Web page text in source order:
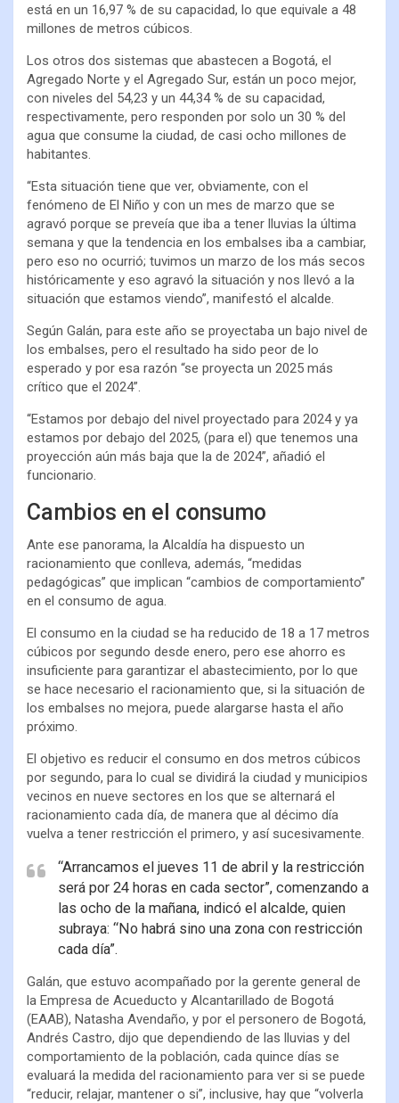
está en un 16,97 % de su capacidad, lo que equivale a 48
millones de metros cúbicos.
Los otros dos sistemas que abastecen a Bogotá, el
Agregado Norte y el Agregado Sur, están un poco mejor,
con niveles del 54,23 y un 44,34 % de su capacidad,
respectivamente, pero responden por solo un 30 % del
agua que consume la ciudad, de casi ocho millones de
habitantes.
“Esta situación tiene que ver, obviamente, con el
fenómeno de El Niño y con un mes de marzo que se
agravó porque se preveía que iba a tener lluvias la última
semana y que la tendencia en los embalses iba a cambiar,
pero eso no ocurrió; tuvimos un marzo de los más secos
históricamente y eso agravó la situación y nos llevó a la
situación que estamos viendo”, manifestó el alcalde.
Según Galán, para este año se proyectaba un bajo nivel de
los embalses, pero el resultado ha sido peor de lo
esperado y por esa razón “se proyecta un 2025 más
crítico que el 2024”.
“Estamos por debajo del nivel proyectado para 2024 y ya
estamos por debajo del 2025, (para el) que tenemos una
proyección aún más baja que la de 2024”, añadió el
funcionario.
Cambios en el consumo
Ante ese panorama, la Alcaldía ha dispuesto un
racionamiento que conlleva, además, “medidas
pedagógicas” que implican “cambios de comportamiento”
en el consumo de agua.
El consumo en la ciudad se ha reducido de 18 a 17 metros
cúbicos por segundo desde enero, pero ese ahorro es
insuficiente para garantizar el abastecimiento, por lo que
se hace necesario el racionamiento que, si la situación de
los embalses no mejora, puede alargarse hasta el año
próximo.
El objetivo es reducir el consumo en dos metros cúbicos
por segundo, para lo cual se dividirá la ciudad y municipios
vecinos en nueve sectores en los que se alternará el
racionamiento cada día, de manera que al décimo día
vuelva a tener restricción el primero, y así sucesivamente.
“Arrancamos el jueves 11 de abril y la restricción
será por 24 horas en cada sector”, comenzando a
las ocho de la mañana, indicó el alcalde, quien
subraya: “No habrá sino una zona con restricción
cada día”.
Galán, que estuvo acompañado por la gerente general de
la Empresa de Acueducto y Alcantarillado de Bogotá
(EAAB), Natasha Avendaño, y por el personero de Bogotá,
Andrés Castro, dijo que dependiendo de las lluvias y del
comportamiento de la población, cada quince días se
evaluará la medida del racionamiento para ver si se puede
“reducir, relajar, mantener o si”, inclusive, hay que “volverla